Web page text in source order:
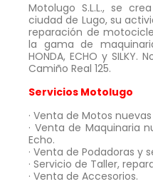
Motolugo S.L.L., se
ciudad de Lugo, su
reparación de
la gama de
HONDA, ECHO y
Camiño Real 125.
Servicios Motolugo
· Venta de Motos
· Venta de Maquinaria
Echo.
· Venta de Podadoras y
· Servicio de Taller,
· Venta de Accesorios.